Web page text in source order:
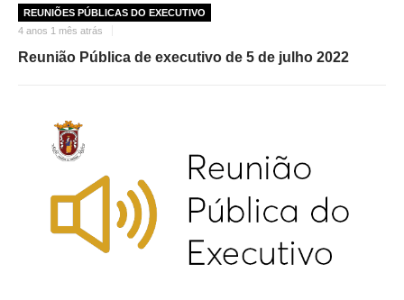
REUNIÕES PÚBLICAS DO EXECUTIVO
4 anos 1 mês atrás
Reunião Pública de executivo de 5 de julho 2022